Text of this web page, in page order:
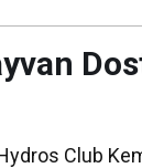
Club